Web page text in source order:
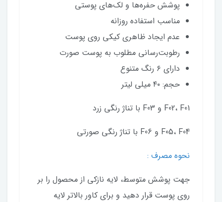
پوشش حفره‌ها و لک‌های پوستی
مناسب استفاده روزانه
عدم ایجاد ظاهری کیکی روی پوست
رطوبت‌رسانی مطلوب به پوست صورت
دارای ۶ رنگ متنوع
حجم: ۴۰ میلی لیتر
F02، F01 و F03 با تناژ رنگی زرد
F05، F04 و F06 با تناژ رنگی صورتی
نحوه مصرف :
جهت پوشش متوسط، لایه نازکی از محصول را بر
روی پوست قرار دهید و برای کاور بالاتر لایه